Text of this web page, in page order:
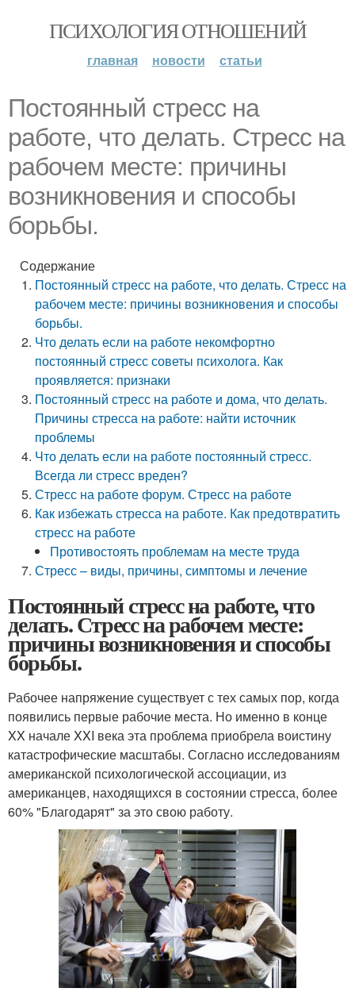
ПСИХОЛОГИЯ ОТНОШЕНИЙ
главная новости статьи
Постоянный стресс на
работе, что делать. Стресс на
рабочем месте: причины
возникновения и способы
борьбы.
Содержание
Постоянный стресс на работе, что делать. Стресс на
рабочем месте: причины возникновения и способы
борьбы.
Что делать если на работе некомфортно
постоянный стресс советы психолога. Как
проявляется: признаки
Постоянный стресс на работе и дома, что делать.
Причины стресса на работе: найти источник
проблемы
Что делать если на работе постоянный стресс.
Всегда ли стресс вреден?
Стресс на работе форум. Стресс на работе
Как избежать стресса на работе. Как предотвратить
стресс на работе
Противостоять проблемам на месте труда
Стресс – виды, причины, симптомы и лечение
Постоянный стресс на работе, что
делать. Стресс на рабочем месте:
причины возникновения и способы
борьбы.
Рабочее напряжение существует с тех самых пор, когда
появились первые рабочие места. Но именно в конце
XX начале XXI века эта проблема приобрела воистину
катастрофические масштабы. Согласно исследованиям
американской психологической ассоциации, из
американцев, находящихся в состоянии стресса, более
60% "Благодарят" за это свою работу.